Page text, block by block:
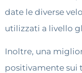
date le diverse
utilizzati a livello
Inoltre, una
positivamente sui